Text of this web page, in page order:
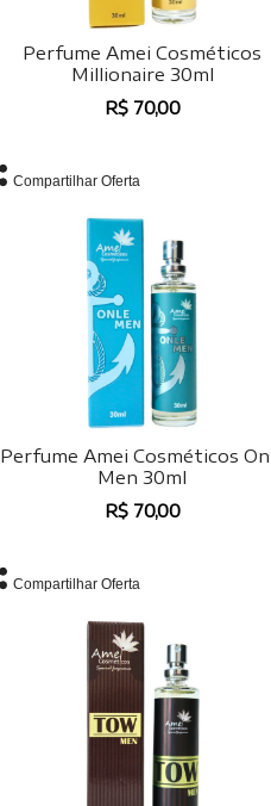
Perfume Amei Cosméticos
Millionaire 30ml
R$ 70,00
Compartilhar Oferta
Perfume Amei Cosméticos
Men 30ml
R$ 70,00
Compartilhar Oferta